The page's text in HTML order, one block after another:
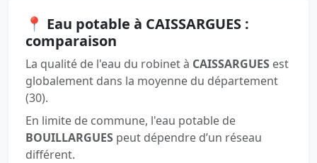
📍 Eau potable à CAISSARGUES :
comparaison
La qualité de l'eau du robinet à CAISSARGUES est
globalement dans la moyenne du département
(30).
En limite de commune, l'eau potable de
BOUILLARGUES peut dépendre d’un réseau
différent.